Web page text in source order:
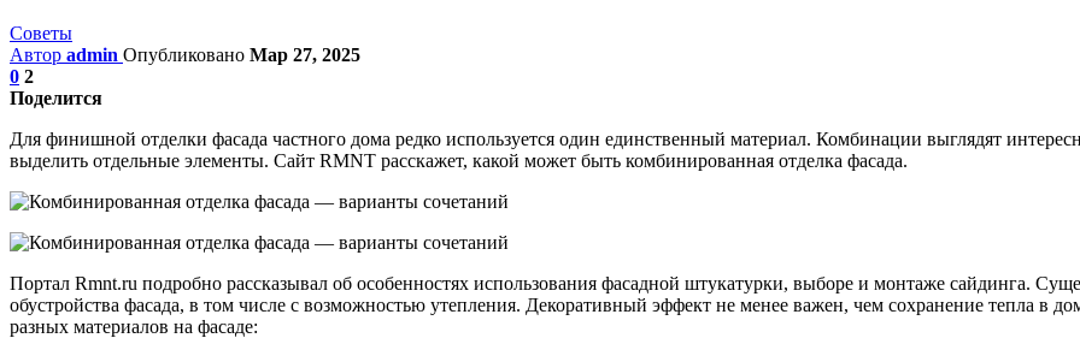
Советы
Автор admin Опубликовано Мар 27, 2025
0 2
Поделится
Для финишной отделки фасада частного дома редко используется один единственный материал. Комбинации выглядят
выделить отдельные элементы. Сайт RMNT расскажет, какой может быть комбинированная отделка фасада.
Портал Rmnt.ru подробно рассказывал об особенностях использования фасадной штукатурки, выборе и монтаже сайдинга.
обустройства фасада, в том числе с возможностью утепления. Декоративный эффект не менее важен, чем сохранение тепла в
разных материалов на фасаде: